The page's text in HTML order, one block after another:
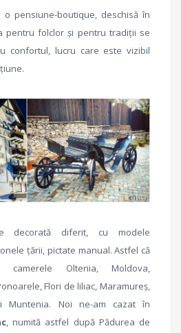
o pensiune-boutique, deschisă în
pentru folclor și pentru tradiții se
confortul, lucru care este vizibil
decorată diferit, cu modele
țării, pictate manual. Astfel că
Oltenia, Moldova,
Flori de liliac, Maramureș,
Muntenia. Noi ne-am cazat în
, numită astfel după Pădurea de